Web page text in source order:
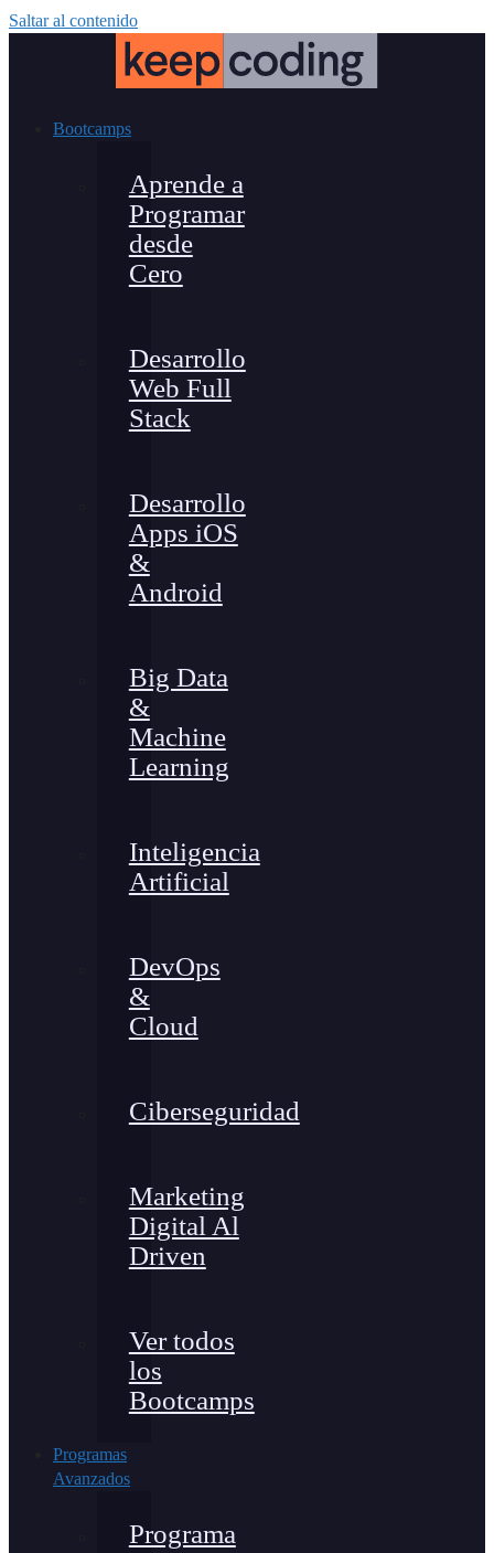
Saltar al contenido
Bootcamps
Aprende a
Programar
desde
Cero
Desarrollo
Web Full
Stack
Desarrollo
Apps iOS
&
Android
Big Data
&
Machine
Learning
Inteligencia
Artificial
DevOps
&
Cloud
Ciberseguridad
Marketing
Digital Al
Driven
Ver todos
los
Bootcamps
Programas
Avanzados
Programa